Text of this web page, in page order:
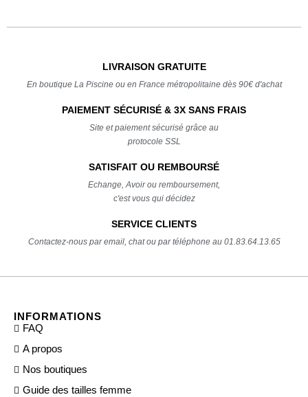
LIVRAISON GRATUITE
En boutique La Piscine ou en France métropolitaine dès 90€ d'achat
PAIEMENT SÉCURISÉ & 3X SANS FRAIS
Site et paiement sécurisé grâce au
protocole SSL
SATISFAIT OU REMBOURSÉ
Echange, Avoir ou remboursement,
c'est vous qui décidez
SERVICE CLIENTS
Contactez-nous par email, chat ou par téléphone au 01.83.64.13.65
INFORMATIONS
FAQ
A propos
Nos boutiques
Guide des tailles femme